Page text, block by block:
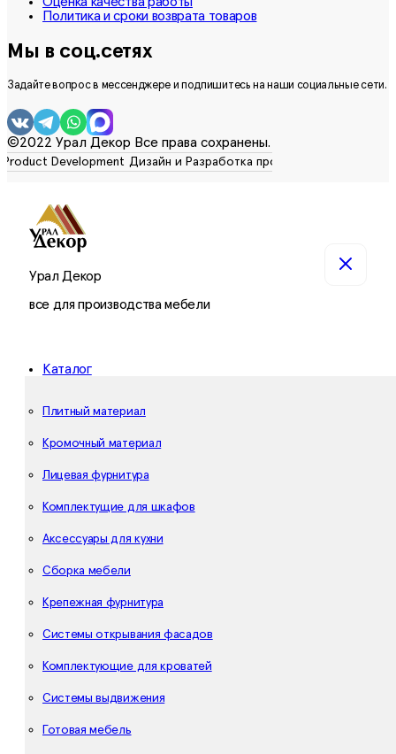
Политика и сроки возврата товаров
Мы в соц.сетях
Задайте вопрос в мессенджере и подпишитесь на наши социальные сети.
©2022 Урал Декор Все права сохранены.
Урал Декор
все для производства мебели
Каталог
Плитный материал
Кромочный материал
Лицевая фурнитура
Комплектущие для шкафов
Аксессуары для кухни
Сборка мебели
Крепежная фурнитура
Системы открывания фасадов
Комплектующие для кроватей
Системы выдвижения
Готовая мебель